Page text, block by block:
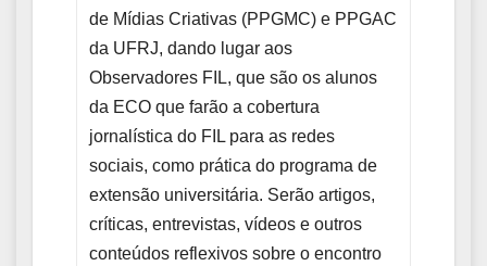
de Mídias Criativas (PPGMC) e PPGAC
da UFRJ, dando lugar aos
Observadores FIL, que são os alunos
da ECO que farão a cobertura
jornalística do FIL para as redes
sociais, como prática do programa de
extensão universitária. Serão artigos,
críticas, entrevistas, vídeos e outros
conteúdos reflexivos sobre o encontro